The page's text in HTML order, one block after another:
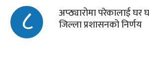
८ अप्ठ्यारोमा परेकालाई घर
जिल्ला प्रशासनको निर्णय